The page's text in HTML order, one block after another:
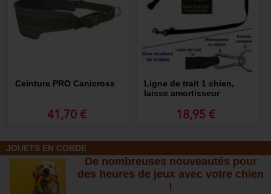
Ceinture PRO Canicross
41,70 €
Ligne de trait 1 chien,
laisse amortisseur
18,95 €
JOUETS EN CORDE
De nombreuses nouveautés pour
des heures de jeux avec votre chien
!